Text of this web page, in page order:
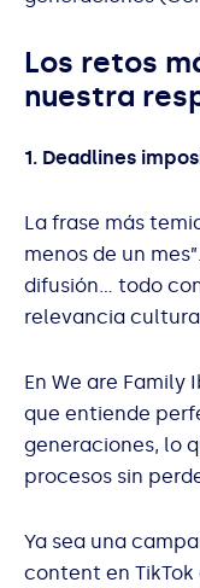
Los retos
nuestra
1. Deadlines
La frase más
menos de un
difusión… todo
relevancia
En We are
que entiende
generaciones, lo
procesos sin
Ya sea una
content en TikTok